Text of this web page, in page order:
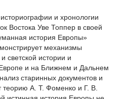
и хронологии
Востока Уве Топпер в своей
история Европы»
механизмы
светской истории и
и на Ближнем и Дальнем
старинных документов и
теорию А. Т. Фоменко и Г. В.